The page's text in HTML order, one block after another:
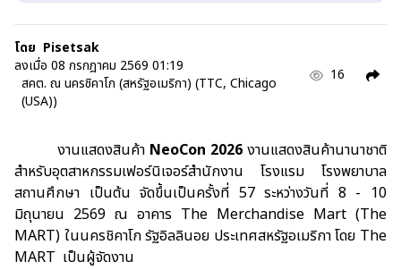
โดย Pisetsak
ลงเมื่อ 08 กรกฎาคม 2569 01:19
สคต. ณ นครชิคาโก (สหรัฐอเมริกา) (TTC, Chicago
(USA))
16
งานแสดงสินค้า NeoCon 2026 งานแสดงสินค้านานาชาติ
สำหรับอุตสาหกรรมเฟอร์นิเจอร์สำนักงาน
โรงแรม โรงพยาบาล
สถานศึกษา เป็นต้น จัดขึ้นเป็นครั้งที่ 57 ระหว่างวันที่ 8 - 10
มิถุนายน 2569 ณ อาคาร The Merchandise Mart (The
MART) ในนครชิคาโก รัฐอิลลินอย ประเทศสหรัฐอเมริกา โดย The
MART เป็นผู้จัดงาน